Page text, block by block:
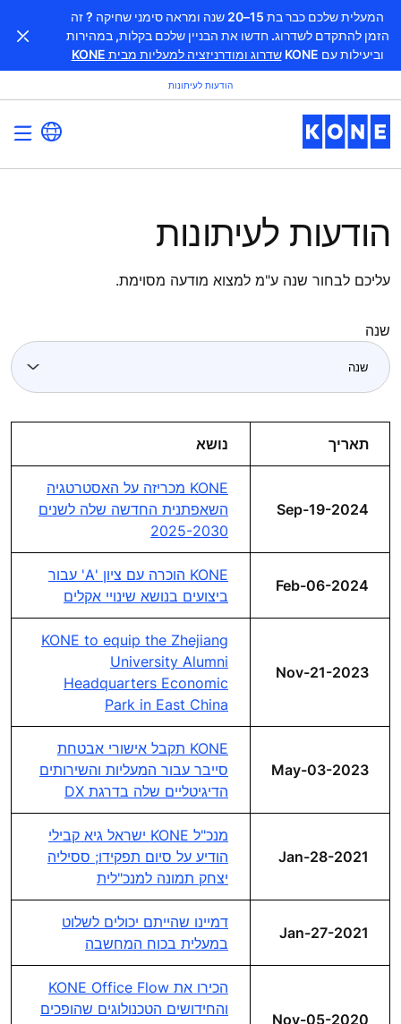
המעלית שלכם כבר בת 15–20 שנה ומראה סימני שחיקה ? זה
הזמן להתקדם לשדרוג. חדשו את הבניין שלכם בקלות, במהירות
וביעילות עם KONE
שדרוג ומודרניזציה למעליות מבית KONE
הודעות לעיתונות
הודעות לעיתונות
עליכם לבחור שנה ע"מ למצוא מודעה מסוימת.
שנה
תאריך נושא
Sep-19-2024
KONE מכריזה על האסטרטגיה
השאפתנית החדשה שלה לשנים
2025-2030
Feb-06-2024
KONE הוכרה עם ציון 'A' עבור
ביצועים בנושא שינויי אקלים
Nov-21-2023
KONE to equip the Zhejiang
University Alumni
Headquarters Economic
Park in East China
May-03-2023
KONE תקבל אישורי אבטחת
סייבר עבור המעליות והשירותים
הדיגיטליים שלה בדרגת DX
Jan-28-2021
מנכ"ל KONE ישראל גיא קבילי
הודיע על סיום תפקידו; ססיליה
יצחק תמונה למנכ"לית
Jan-27-2021
דמיינו שהייתם יכולים לשלוט
במעלית בכוח המחשבה
Nov-05-2020
הכירו את KONE Office Flow
והחידושים הטכנולוגים שהופכים